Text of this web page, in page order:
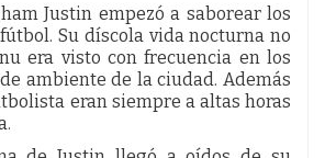
Justin empezó a saborear los
Su díscola vida nocturna no
era visto con frecuencia en los
ambiente de la ciudad. Además
eran siempre a altas horas